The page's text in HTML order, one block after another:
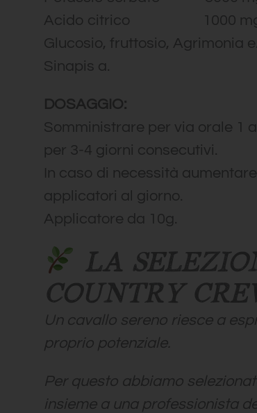
Acido citrico 1000
Glucosio, fruttosio, Agrimonia
Sinapis a.
DOSAGGIO:
Somministrare per via orale 1
per 3-4 giorni consecutivi.
In caso di necessità
applicatori al giorno.
Applicatore da 10g.
LA
COUNTRY
Un cavallo sereno riesce a
proprio potenziale.
Per questo abbiamo
insieme a una professionista